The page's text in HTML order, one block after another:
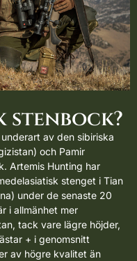
av den sibiriska
och Pamir
Artemis Hunting har
stenget i Tian
under de senaste 20
i allmänhet mer
tack vare lägre höjder,
+ i genomsnitt
av högre kvalitet än